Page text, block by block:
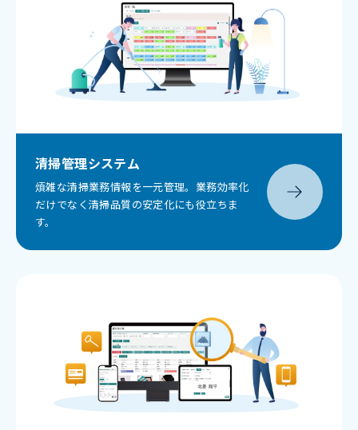
清掃管理システム
煩雑な清掃業務情報を一元管理。業務効率化
だけでなく清掃品質の安定化にも役立ちま
す。